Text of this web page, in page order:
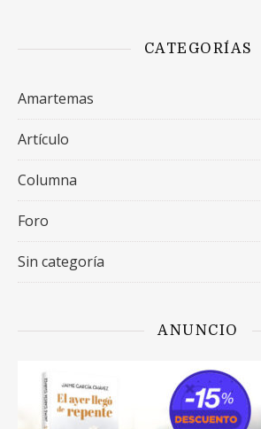
CATEGORÍAS
Amartemas
Artículo
Columna
Foro
Sin categoría
ANUNCIO